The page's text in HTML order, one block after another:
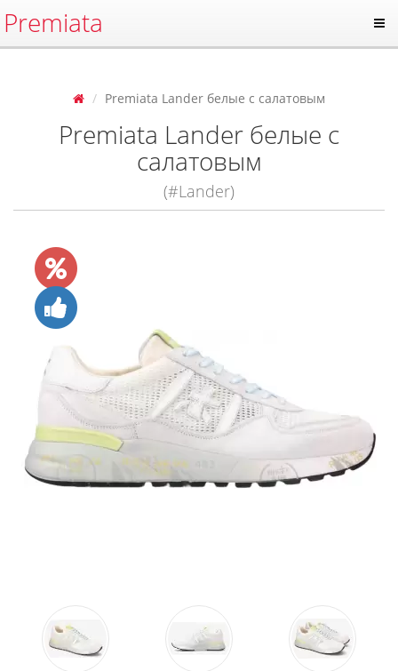
Premiata
Premiata Lander белые с салатовым
Premiata Lander белые с
салатовым
(#Lander)